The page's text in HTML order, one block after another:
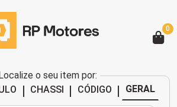
o seu item por:
| CHASSI | CÓDIGO | GERAL
0